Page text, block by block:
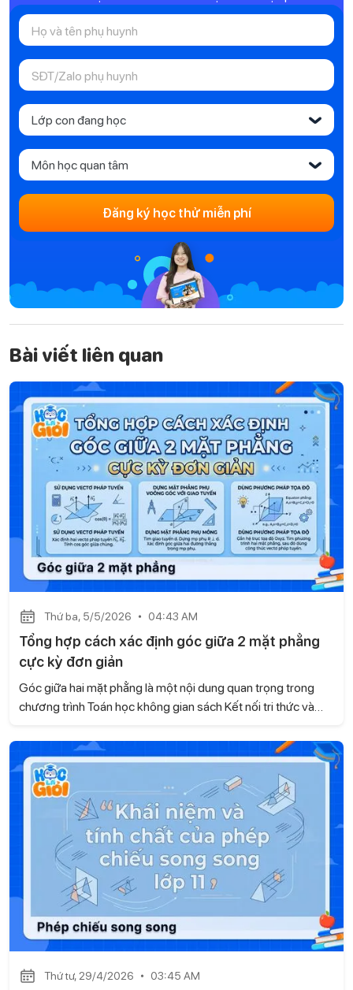
Lớp con đang học ‹
Môn học quan tâm ‹
Đăng ký học thử miễn phí
Bài viết liên quan
Thứ ba, 5/5/2026 04:43 AM
Tổng hợp cách xác định góc giữa 2 mặt phẳng
cực kỳ đơn giản
Góc giữa hai mặt phẳng là một nội dung quan trọng trong
chương trình Toán học không gian sách Kết nối tri thức và
Tuy nhiên, nhiều học sinh vẫn chưa nắm được phương pháp
giải rõ ràng, dẫn đến việc làm bài thiếu chính xác. Với bài viết,
Gia sư Học là Giỏi sẽ giúp con hệ thống kiến thức một cách
bài bản, từ đó áp dụng hiệu quả vào từng dạng bài cụ thể.
Thứ tư, 29/4/2026 03:45 AM